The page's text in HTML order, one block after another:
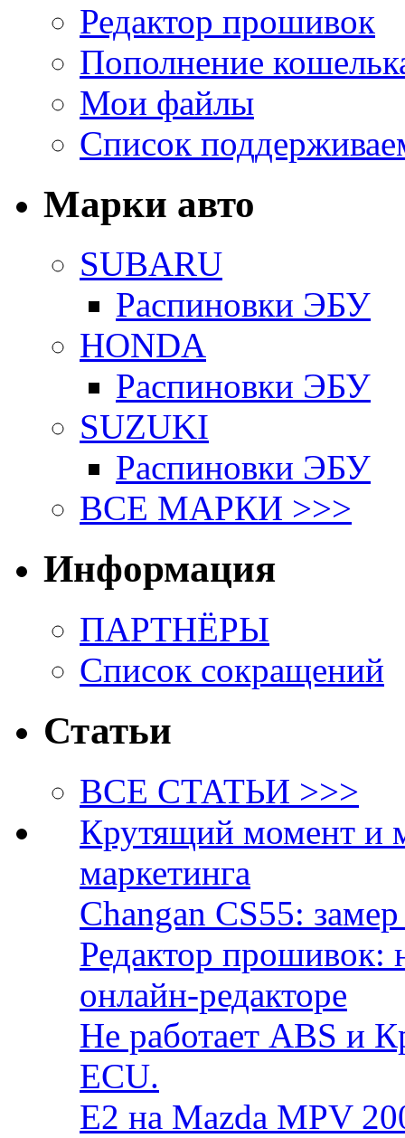
Редактор прошивок
Пополнение
Мои файлы
Список
Марки авто
SUBARU
Распиновки ЭБУ
HONDA
Распиновки ЭБУ
SUZUKI
Распиновки ЭБУ
ВСЕ МАРКИ >>>
Информация
ПАРТНЁРЫ
Список сокращений
Статьи
ВСЕ СТАТЬИ >>>
Крутящий момент и
маркетинга
Changan CS55:
Редактор прошивок:
онлайн-редакторе
Не работает ABS и
ECU.
E2 на Mazda MPV